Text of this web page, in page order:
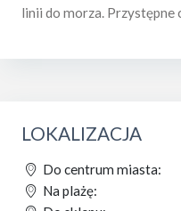
linii do morza. Przystępne
LOKALIZACJA
Do centrum miasta:
Na plażę: